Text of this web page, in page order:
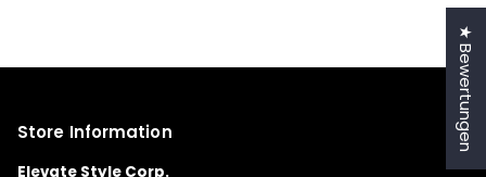
Store Information
Elevate Style Corp.
★ Bewertungen